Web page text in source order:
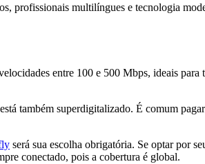
profissionais multilíngues e tecnologia
entre 100 e 500 Mbps, ideais
também superdigitalizado. É comum
será sua escolha obrigatória. Se optar por
conectado, pois a cobertura é global.